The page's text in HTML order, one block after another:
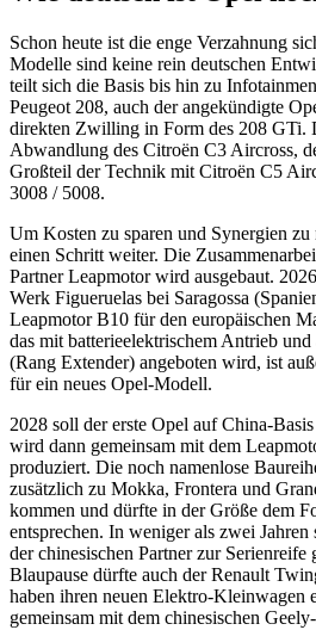
Schon heute ist die enge Verzahnung
Modelle sind keine rein deutschen
teilt sich die Basis bis hin zu
Peugeot 208, auch der angekündigte
direkten Zwilling in Form des 208 GTi.
Abwandlung des Citroën C3 Aircross,
Großteil der Technik mit Citroën C5
3008 / 5008.
Um Kosten zu sparen und Synergien
einen Schritt weiter. Die
Partner Leapmotor wird ausgebaut.
Werk Figueruelas bei Saragossa
Leapmotor B10 für den europäischen
das mit batterieelektrischem Antrieb
(Rang Extender) angeboten wird, ist
für ein neues Opel-Modell.
2028 soll der erste Opel auf China-
wird dann gemeinsam mit dem
produziert. Die noch namenlose
zusätzlich zu Mokka, Frontera und
kommen und dürfte in der Größe dem
entsprechen. In weniger als zwei
der chinesischen Partner zur Serienreife
Blaupause dürfte auch der Renault
haben ihren neuen Elektro-Kleinwagen
gemeinsam mit dem chinesischen